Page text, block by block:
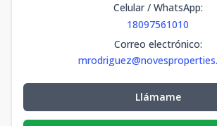
Celular / WhatsApp:
18097561010
Correo electrónico:
Llámame